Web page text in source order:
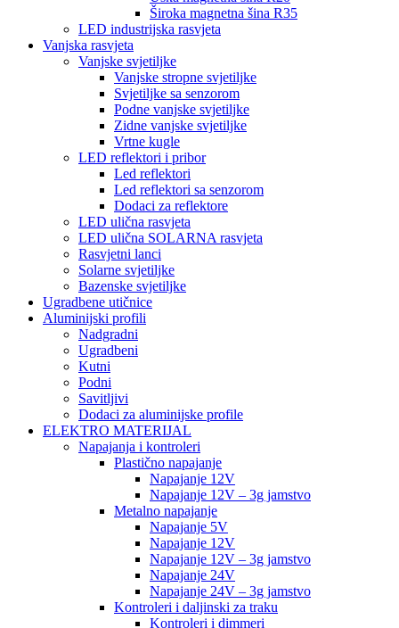
Široka magnetna šina R35
LED industrijska rasvjeta
Vanjska rasvjeta
Vanjske svjetiljke
Vanjske stropne svjetiljke
Svjetiljke sa senzorom
Podne vanjske svjetiljke
Zidne vanjske svjetiljke
Vrtne kugle
LED reflektori i pribor
Led reflektori
Led reflektori sa senzorom
Dodaci za reflektore
LED ulična rasvjeta
LED ulična SOLARNA rasvjeta
Rasvjetni lanci
Solarne svjetiljke
Bazenske svjetiljke
Ugradbene utičnice
Aluminijski profili
Nadgradni
Ugradbeni
Kutni
Podni
Savitljivi
Dodaci za aluminijske profile
ELEKTRO MATERIJAL
Napajanja i kontroleri
Plastično napajanje
Napajanje 12V
Napajanje 12V – 3g jamstvo
Metalno napajanje
Napajanje 5V
Napajanje 12V
Napajanje 12V – 3g jamstvo
Napajanje 24V
Napajanje 24V – 3g jamstvo
Kontroleri i daljinski za traku
Kontroleri i dimmeri